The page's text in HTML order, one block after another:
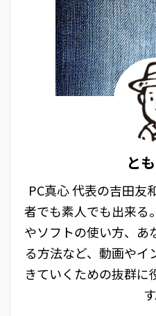
と
PC真心 代表の吉田友
者でも素人でも出来る
やソフトの使い方、あ
る方法など、動画やイ
きていくための抜群に
す